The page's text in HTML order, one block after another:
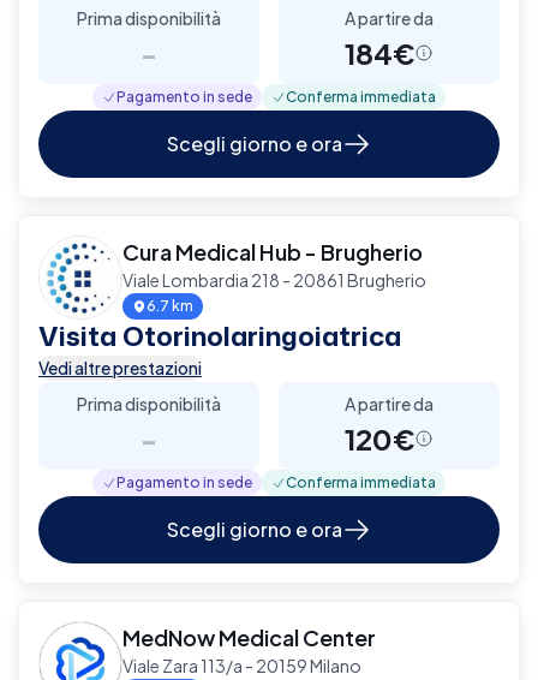
Prima disponibilità
-
A partire da
184€
Pagamento in sede Conferma immediata
Scegli giorno e ora
Cura Medical Hub - Brugherio
Viale Lombardia 218 - 20861 Brugherio
6.7 km
Visita Otorinolaringoiatrica
Vedi altre prestazioni
Prima disponibilità
-
A partire da
120€
Pagamento in sede Conferma immediata
Scegli giorno e ora
MedNow Medical Center
Viale Zara 113/a - 20159 Milano